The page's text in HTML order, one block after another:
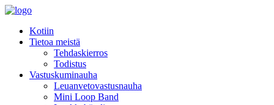
Kotiin
Tietoa meistä
Tehdaskierros
Todistus
Vastuskuminauha
Leuanvetovastusnauha
Mini Loop Band